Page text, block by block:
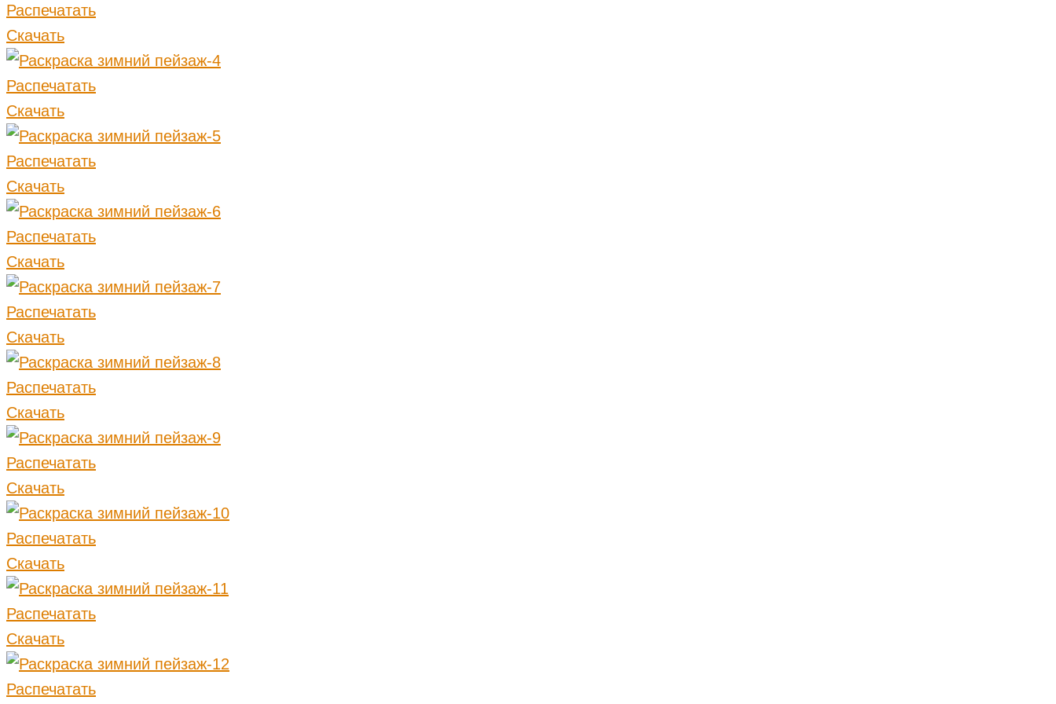
Распечатать
Скачать
Распечатать
Скачать
Распечатать
Скачать
Распечатать
Скачать
Распечатать
Скачать
Распечатать
Скачать
Распечатать
Скачать
Распечатать
Скачать
Распечатать
Скачать
Распечатать